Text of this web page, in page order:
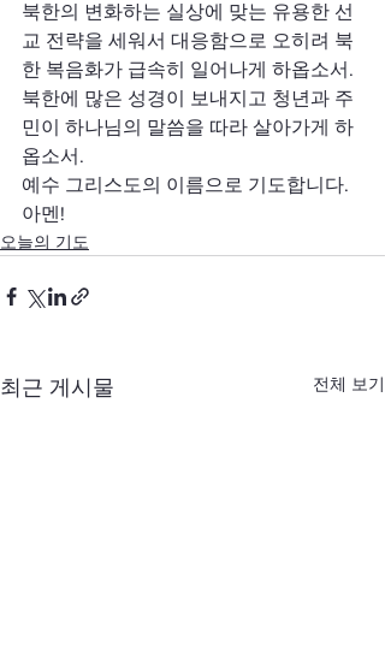
북한의 변화하는 실상에 맞는 유용한 선
교 전략을 세워서 대응함으로 오히려 북
한 복음화가 급속히 일어나게 하옵소서.
북한에 많은 성경이 보내지고 청년과 주
민이 하나님의 말씀을 따라 살아가게 하
옵소서.
예수 그리스도의 이름으로 기도합니다.
아멘!
오늘의 기도
최근 게시물 전체 보기